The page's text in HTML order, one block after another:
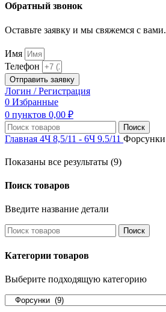
Обратный звонок
Оставьте заявку и мы свяжемся с вами.
Имя
Телефон
Отправить заявку
Логин / Регистрация
0 Избранные
0 пунктов 0,00 ₽
Поиск
Главная 4Ч 8,5/11 - 6Ч 9.5/11 Форсунки
Показаны все результаты (9)
Поиск товаров
Введите название детали
Поиск
Категории товаров
Выберите подходящую категорию